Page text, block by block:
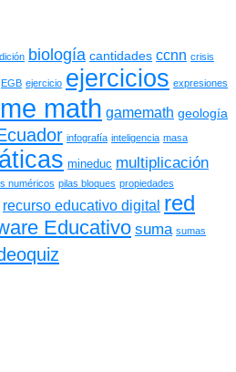
biología cantidades ccnn crisis
EGB ejercicio ejercicios expresiones
math gamemath geología
infografía inteligencia masa
mineduc multiplicación
numéricos pilas bloques propiedades
recurso educativo digital red
Educativo suma sumas